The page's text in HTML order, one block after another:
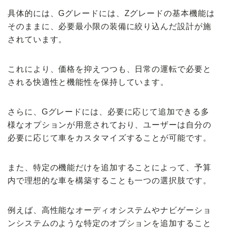
具体的には、Gグレードには、Zグレードの基本機能は
そのままに、必要最小限の装備に絞り込んだ設計が施
されています。
これにより、価格を抑えつつも、日常の運転で必要と
される快適性と機能性を保持しています。
さらに、Gグレードには、必要に応じて追加できる多
様なオプションが用意されており、ユーザーは自分の
必要に応じて車をカスタマイズすることが可能です。
また、特定の機能だけを追加することによって、予算
内で理想的な車を構築することも一つの選択肢です。
例えば、高性能なオーディオシステムやナビゲーショ
ンシステムのような特定のオプションを追加すること